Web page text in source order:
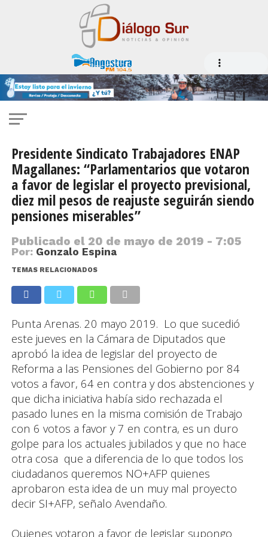
Presidente Sindicato Trabajadores ENAP
Magallanes: “Parlamentarios que votaron
a favor de legislar el proyecto previsional,
diez mil pesos de reajuste seguirán siendo
pensiones miserables”
Publicado el 20 de mayo de 2019 - 7:05
Por: Gonzalo Espina
TEMAS RELACIONADOS
Punta Arenas. 20 mayo 2019. Lo que sucedió
este jueves en la Cámara de Diputados que
aprobó la idea de legislar del proyecto de
Reforma a las Pensiones del Gobierno por 84
votos a favor, 64 en contra y dos abstenciones y
que dicha iniciativa había sido rechazada el
pasado lunes en la misma comisión de Trabajo
con 6 votos a favor y 7 en contra, es un duro
golpe para los actuales jubilados y que no hace
otra cosa que a diferencia de lo que todos los
ciudadanos queremos NO+AFP quienes
aprobaron esta idea de un muy mal proyecto
decir SI+AFP, señalo Avendaño.
Quienes votaron a favor de legislar supongo